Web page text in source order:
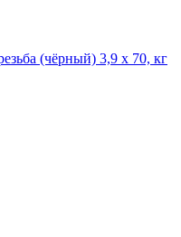
(чёрный) 3,9 х 70, кг